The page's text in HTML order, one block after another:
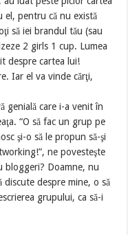
el, pentru că nu există
să iei brandul tău (sau
2 girls 1 cup. Lumea
despre cartea lui!
Iar el va vinde cărţi,
genială care i-a venit în
“O să fac un grup pe
şi-o să le propun să-şi
ne povesteşte
bloggeri? Doamne, nu
discute despre mine, o să
grupului, ca să-i